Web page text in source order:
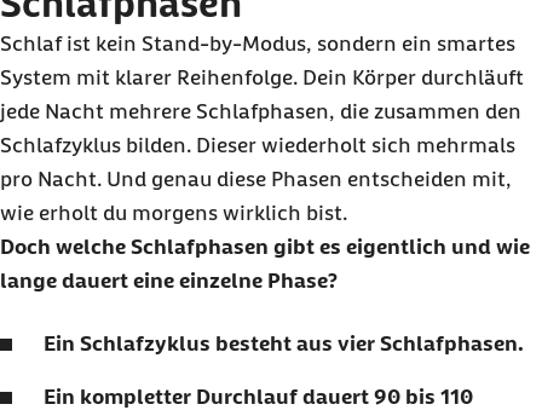
Schlaf ist kein Stand-by-Modus, sondern ein smartes
System mit klarer Reihenfolge. Dein Körper durchläuft
jede Nacht mehrere Schlafphasen, die zusammen den
Schlafzyklus bilden. Dieser wiederholt sich mehrmals
pro Nacht. Und genau diese Phasen entscheiden mit,
wie erholt du morgens wirklich bist.
Doch welche Schlafphasen gibt es eigentlich und wie
lange dauert eine einzelne Phase?
Ein Schlafzyklus besteht aus vier Schlafphasen.
Ein kompletter Durchlauf dauert 90 bis 110